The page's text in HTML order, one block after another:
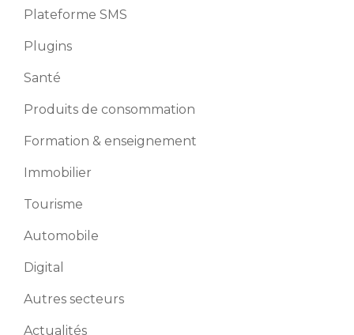
Plateforme SMS
Plugins
Santé
Produits de consommation
Formation & enseignement
Immobilier
Tourisme
Automobile
Digital
Autres secteurs
Actualités